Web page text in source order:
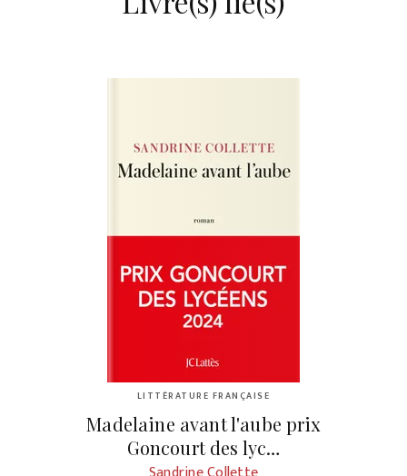
LITTÉRATURE FRANÇAISE
Madelaine avant l'aube prix
Goncourt des lyc…